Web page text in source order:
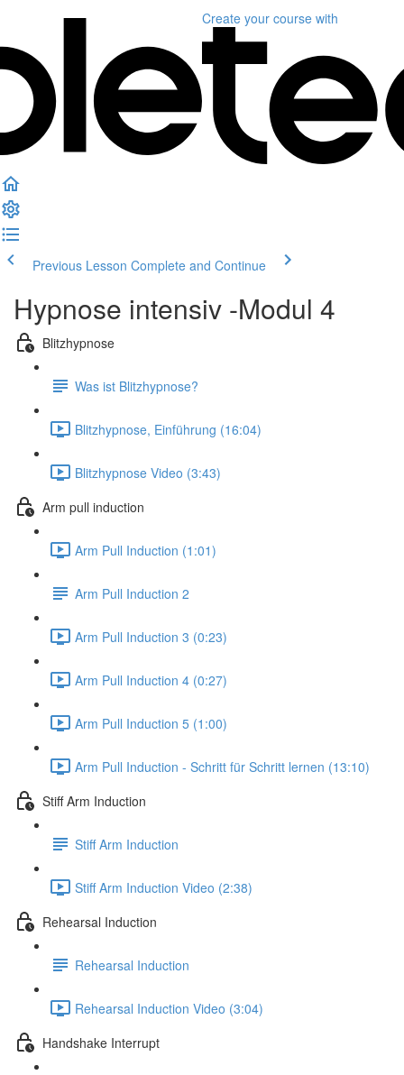
Create your course with
Previous Lesson Complete and Continue
Hypnose intensiv -Modul 4
Blitzhypnose
Was ist Blitzhypnose?
Blitzhypnose, Einführung (16:04)
Blitzhypnose Video (3:43)
Arm pull induction
Arm Pull Induction (1:01)
Arm Pull Induction 2
Arm Pull Induction 3 (0:23)
Arm Pull Induction 4 (0:27)
Arm Pull Induction 5 (1:00)
Arm Pull Induction - Schritt für Schritt lernen (13:10)
Stiff Arm Induction
Stiff Arm Induction
Stiff Arm Induction Video (2:38)
Rehearsal Induction
Rehearsal Induction
Rehearsal Induction Video (3:04)
Handshake Interrupt